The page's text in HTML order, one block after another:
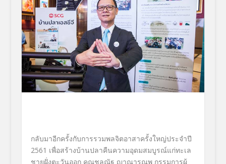
กลับมาอีกครั้งกับการรวมพลจิตอาสาครั้งใหญ่ประจำปี
2561 เพื่อสร้างบ้านปลาคืนความอุดมสมบูรณ์แก่ทะเล
ชายฝั่งตะวันออก คุณชลณัฐ ญาณารณพ กรรมการผู้